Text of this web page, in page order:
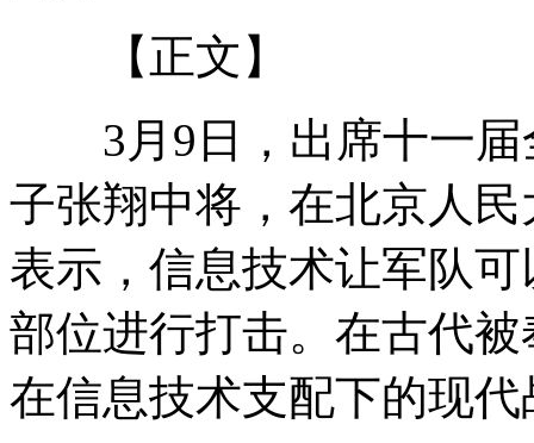
成都机场因大雾关闭近八千旅客滞留
17名政协委员呼吁春晚初一举办
1.8万余贪贿案 七省部级官员涉罪
【正文】
3月9日，出席十一届
子张翔中将，在北京人
表示，信息技术让军队
部位进行打击。在古代
在信息技术支配下的现